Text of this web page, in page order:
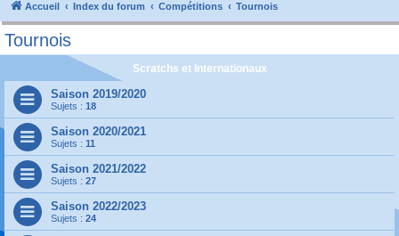
Accueil Index du forum Compétitions Tournois
Tournois
Scratchs et Internationaux
Saison 2019/2020
Sujets : 18
Saison 2020/2021
Sujets : 11
Saison 2021/2022
Sujets : 27
Saison 2022/2023
Sujets : 24